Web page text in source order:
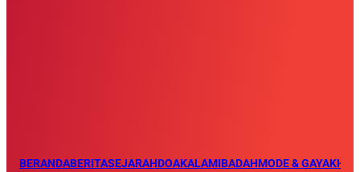
BERANDABERITASEJARAHDOAKALAMIBADAHMODE & GAYA